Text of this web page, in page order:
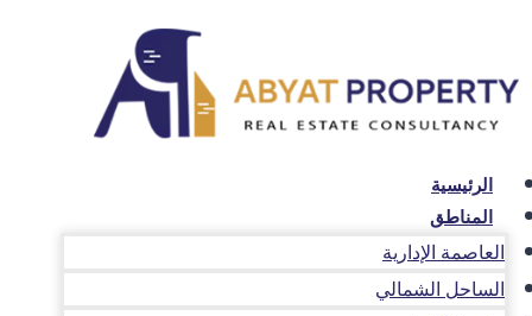
المحتوى
الرئيسية
المناطق
العاصمة الإدارية
الساحل الشمالي